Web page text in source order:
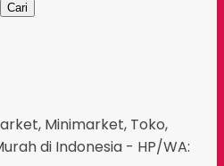
Cari
Minimarket, Toko,
di Indonesia - HP/WA: